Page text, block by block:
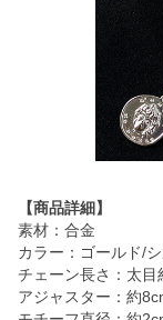
【商品詳細】
素材：合金
カラー：ゴールド/
チェーン長さ：太
アジャスター：約